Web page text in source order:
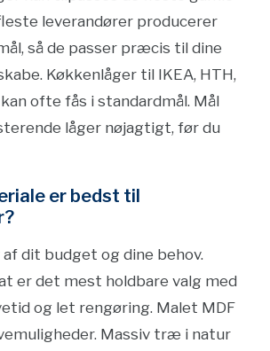
leverandører producerer
så de passer præcis til dine
Køkkenlåger til IKEA, HTH,
ofte fås i standardmål. Mål
låger nøjagtigt, før du
er bedst til
dit budget og dine behov.
er det mest holdbare valg med
og let rengøring. Malet MDF
Massiv træ i natur